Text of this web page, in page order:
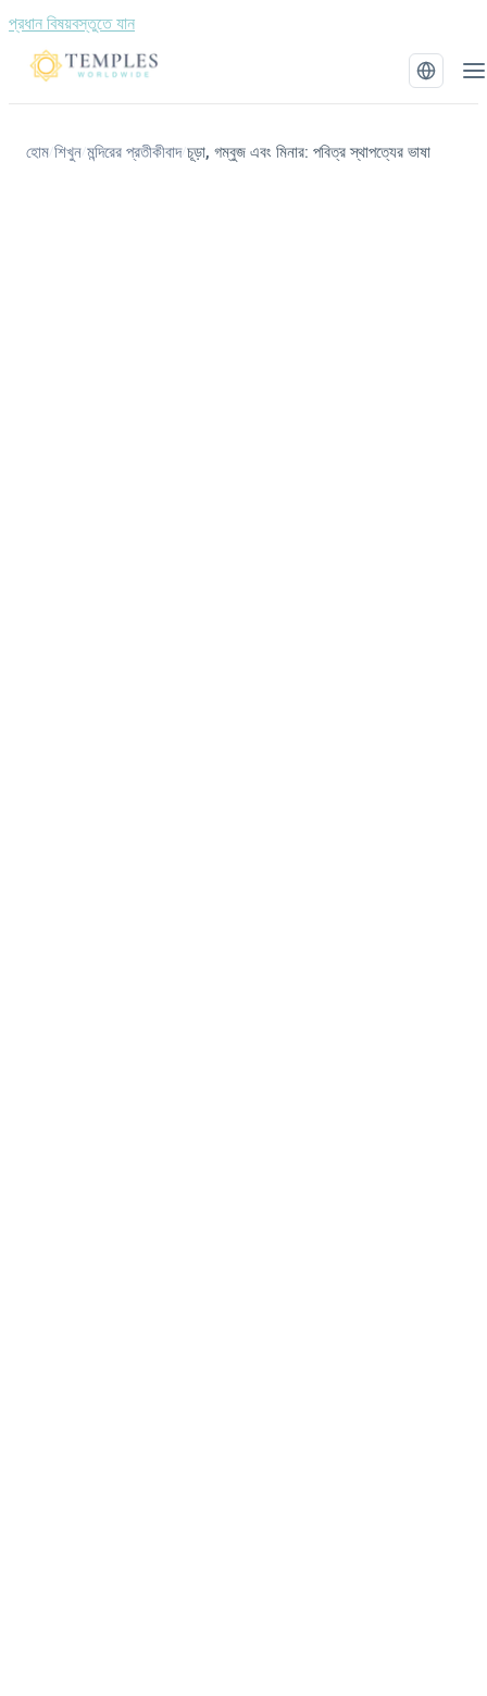
প্রধান বিষয়বস্তুতে যান
হোম/শিখুন/মন্দিরের প্রতীকীবাদ/চূড়া, গম্বুজ এবং মিনার: পবিত্র স্থাপত্যের ভাষা